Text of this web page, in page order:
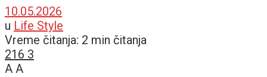
10.05.2026
u Life Style
Vreme čitanja: 2 min čitanja
216 3
A A